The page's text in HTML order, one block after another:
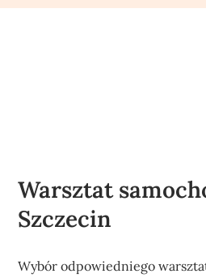
Warsztat
Szczecin
Wybór odpowiedniego